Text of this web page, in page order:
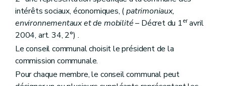
Art. 211
Section 2 De la prévention
Sous-section première De la fiche d'état sanitaire
Art. 212
Sous-section 2
Art. 213
Sous-section 3
Art. 214
Section 3 De la restauration
intérêts sociaux, économiques, (patrimoniaux,
environnementaux et de mobilité– Décret du 1eravril
2004, art. 34, 2°) .
Le conseil communal choisit le président de la
commission communale.
Pour chaque membre, le conseil communal peut